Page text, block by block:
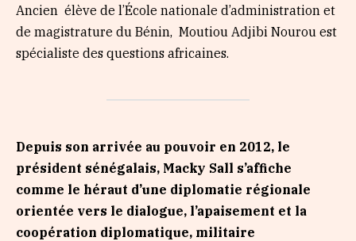
Ancien élève de l’École nationale d’administration et
de magistrature du Bénin, Moutiou Adjibi Nourou est
spécialiste des questions africaines.
Depuis son arrivée au pouvoir en 2012, le
président sénégalais, Macky Sall s’affiche
comme le héraut d’une diplomatie régionale
orientée vers le dialogue, l’apaisement et la
coopération diplomatique, militaire